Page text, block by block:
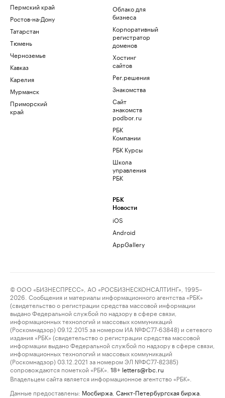
Пермский край
Ростов-на-Дону
Татарстан
Тюмень
Черноземье
Кавказ
Карелия
Мурманск
Приморский
край
Облако для
бизнеса
Корпоративный
регистратор
доменов
Хостинг
сайтов
Рег.решения
Знакомства
Сайт
знакомств
podbor.ru
РБК
Компании
РБК Курсы
Школа
управления
РБК
РБК
Новости
iOS
Android
AppGallery
© ООО «БИЗНЕСПРЕСС», АО «РОСБИЗНЕСКОНСАЛТИНГ», 1995–
2026. Сообщения и материалы информационного агентства «РБК»
(свидетельство о регистрации средства массовой информации
выдано Федеральной службой по надзору в сфере связи,
информационных технологий и массовых коммуникаций
(Роскомнадзор) 09.12.2015 за номером ИА №ФС77-63848) и сетевого
издания «РБК» (свидетельство о регистрации средства массовой
информации выдано Федеральной службой по надзору в сфере связи,
информационных технологий и массовых коммуникаций
(Роскомнадзор) 03.12.2021 за номером ЭЛ №ФС77-82385)
сопровождаются пометкой «РБК».
18+ letters@rbc.ru
Владельцем сайта является информационное агентство «РБК».
Данные предоставлены: Мосбиржа Санкт-Петербургская биржа